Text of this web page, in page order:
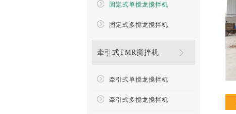
固定式单搅龙搅拌机
固定式多搅龙搅拌机
牵引式TMR搅拌机
牵引式单搅龙搅拌机
牵引式多搅龙搅拌机